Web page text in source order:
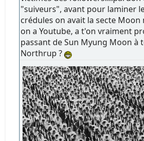
"suiveurs", avant pour laminer
crédules on avait la secte
on a Youtube, a t'on vraiment
passant de Sun Myung Moon à
Northrup ?